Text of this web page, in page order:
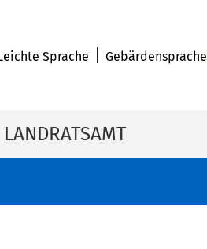
Sprache Gebärdensprache
LANDRATSAMT